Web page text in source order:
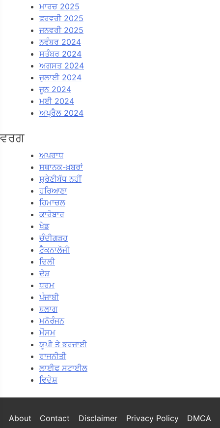
ਮਾਰਚ 2025
ਫਰਵਰੀ 2025
ਜਨਵਰੀ 2025
ਨਵੰਬਰ 2024
ਸਤੰਬਰ 2024
ਅਗਸਤ 2024
ਜੁਲਾਈ 2024
ਜੂਨ 2024
ਮਈ 2024
ਅਪ੍ਰੈਲ 2024
ਵਰਗ
ਅਪਰਾਧ
ਸਥਾਨਕ-ਖ਼ਬਰਾਂ
ਸ਼੍ਰੇਣੀਬੱਧ ਨਹੀਂ
ਹਰਿਆਣਾ
ਹਿਮਾਚਲ
ਕਾਰੋਬਾਰ
ਖੇਡ
ਚੰਦੀਗੜਹ
ਟੈਕਨਾਲੋਜੀ
ਦਿਲੀ
ਦੇਸ਼
ਧਰਮ
ਪੰਜਾਬੀ
ਬਲਾਗ
ਮਨੋਰੰਜਨ
ਮੌਸਮ
ਯੂਪੀ ਤੇ ਭਰਜਾਈ
ਰਾਜਨੀਤੀ
ਲਾਈਫ ਸਟਾਈਲ
ਵਿਦੇਸ਼
About Contact Disclaimer Privacy Policy DMCA